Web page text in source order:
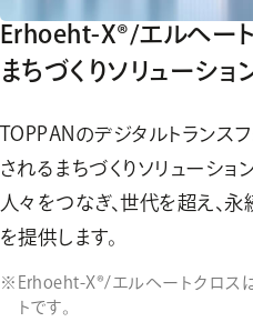
Erhoeht-X®/エルへー
まちづくりソリューショ
TOPPANのデジタルトランス
されるまちづくりソリューショ
人々をつなぎ、世代を超え、
を提供します。
Erhoeht-X®/エルへートクロス
トです。